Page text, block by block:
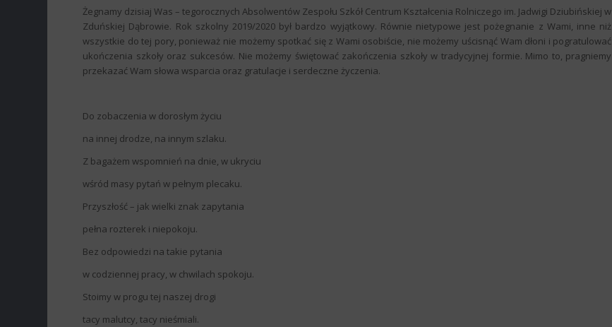
Żegnamy dzisiaj Was – tegorocznych Absolwentów Zespołu Szkół Centrum Kształcenia Rolniczego im. Jadwigi Dziubińskiej w
Zduńskiej Dąbrowie. Rok szkolny 2019/2020 był bardzo wyjątkowy. Równie nietypowe jest pożegnanie z Wami, inne niż
wszystkie do tej pory, ponieważ nie możemy spotkać się z Wami osobiście, nie możemy uścisnąć Wam dłoni i pogratulować
ukończenia szkoły oraz sukcesów. Nie możemy świętować zakończenia szkoły w tradycyjnej formie. Mimo to, pragniemy
przekazać Wam słowa wsparcia oraz gratulacje i serdeczne życzenia.
Do zobaczenia w dorosłym życiu
na innej drodze, na innym szlaku.
Z bagażem wspomnień na dnie, w ukryciu
wśród masy pytań w pełnym plecaku.
Przyszłość – jak wielki znak zapytania
pełna rozterek i niepokoju.
Bez odpowiedzi na takie pytania
w codziennej pracy, w chwilach spokoju.
Stoimy w progu tej naszej drogi
tacy malutcy, tacy nieśmiali.